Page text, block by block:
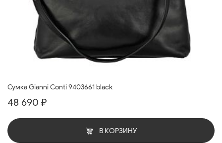
Сумка Gianni Conti 9403661 black
48 690 ₽
В КОРЗИНУ